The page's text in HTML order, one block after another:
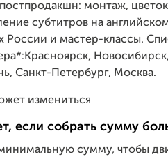
монтаж,
субтитров на
России и мастер-классы.
Санкт-Петербург, Москва.
измениться
если собрать сумму
сумму, чтобы